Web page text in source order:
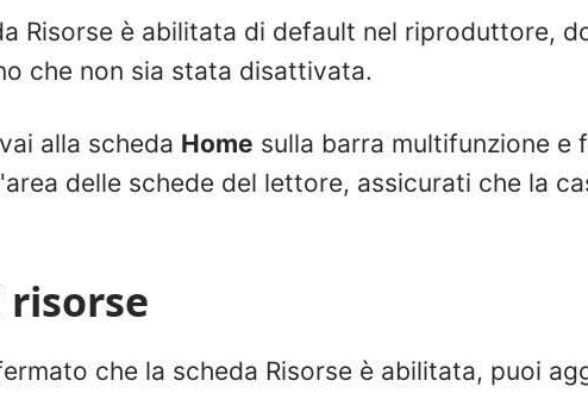
Risorse è abilitata di default nel riproduttore,
che non sia stata disattivata.
alla scheda Home sulla barra multifunzione e
delle schede del lettore, assicurati che la
che la scheda Risorse è abilitata, puoi